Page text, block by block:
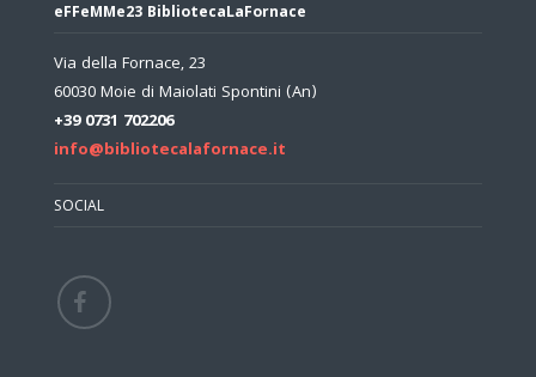
eFFeMMe23 BibliotecaLaFornace
Via della Fornace, 23
60030 Moie di Maiolati Spontini (An)
+39 0731 702206
info@bibliotecalafornace.it
SOCIAL